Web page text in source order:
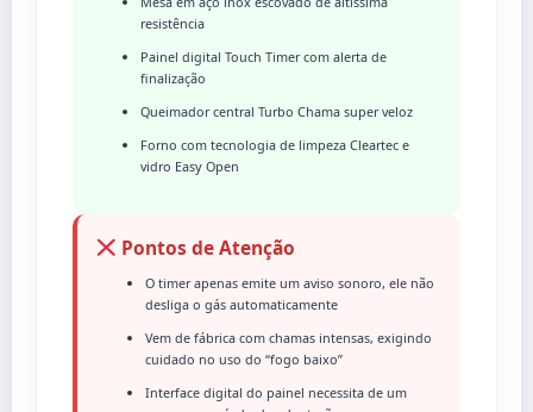
resistência
Painel digital Touch Timer com alerta de
finalização
Queimador central Turbo Chama super veloz
Forno com tecnologia de limpeza Cleartec e
vidro Easy Open
Pontos de Atenção
O timer apenas emite um aviso sonoro, ele não
desliga o gás automaticamente
Vem de fábrica com chamas intensas, exigindo
cuidado no uso do “fogo baixo”
Interface digital do painel necessita de um